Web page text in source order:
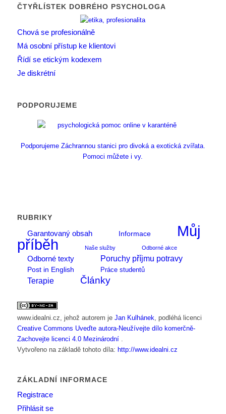
ČTYŘLÍSTEK DOBRÉHO PSYCHOLOGA
Chová se profesionálně
Má osobní přístup ke klientovi
Řídí se etickým kodexem
Je diskrétní
PODPORUJEME
Podporujeme Záchrannou stanici pro divoká a exotická zvířata.
Pomoci můžete i vy.
RUBRIKY
Garantovaný obsah
Informace
Můj
příběh
Naše služby Odborné akce
Odborné texty Poruchy příjmu potravy
Post in English Práce studentů
Terapie Články
www.idealni.cz , jehož autorem je Jan Kulhánek , podléhá licenci
Creative Commons Uveďte autora-Neužívejte dílo komerčně-
Zachovejte licenci 4.0 Mezinárodní
Vytvořeno na základě tohoto díla: http://www.idealni.cz
ZÁKLADNÍ INFORMACE
Registrace
Přihlásit se